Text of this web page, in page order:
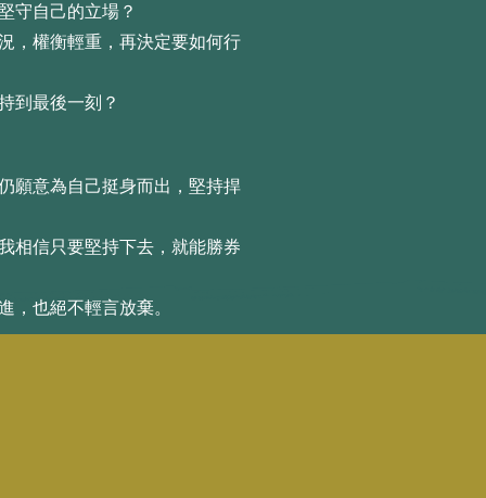
守⾃⼰的⽴場？
，權衡輕重，再決定要如何⾏
到最後⼀刻？
願意為⾃⼰挺⾝⽽出，堅持捍
相信只要堅持下去，就能勝券
，也絕不輕⾔放棄。